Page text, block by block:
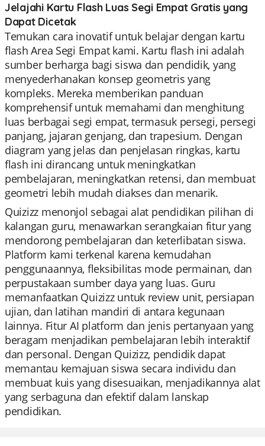
Jelajahi Kartu Flash Luas Segi Empat Gratis yang
Dapat Dicetak
Temukan cara inovatif untuk belajar dengan kartu
flash Area Segi Empat kami. Kartu flash ini adalah
sumber berharga bagi siswa dan pendidik, yang
menyederhanakan konsep geometris yang
kompleks. Mereka memberikan panduan
komprehensif untuk memahami dan menghitung
luas berbagai segi empat, termasuk persegi, persegi
panjang, jajaran genjang, dan trapesium. Dengan
diagram yang jelas dan penjelasan ringkas, kartu
flash ini dirancang untuk meningkatkan
pembelajaran, meningkatkan retensi, dan membuat
geometri lebih mudah diakses dan menarik.
Quizizz menonjol sebagai alat pendidikan pilihan di
kalangan guru, menawarkan serangkaian fitur yang
mendorong pembelajaran dan keterlibatan siswa.
Platform kami terkenal karena kemudahan
penggunaannya, fleksibilitas mode permainan, dan
perpustakaan sumber daya yang luas. Guru
memanfaatkan Quizizz untuk review unit, persiapan
ujian, dan latihan mandiri di antara kegunaan
lainnya. Fitur AI platform dan jenis pertanyaan yang
beragam menjadikan pembelajaran lebih interaktif
dan personal. Dengan Quizizz, pendidik dapat
memantau kemajuan siswa secara individu dan
membuat kuis yang disesuaikan, menjadikannya alat
yang serbaguna dan efektif dalam lanskap
pendidikan.